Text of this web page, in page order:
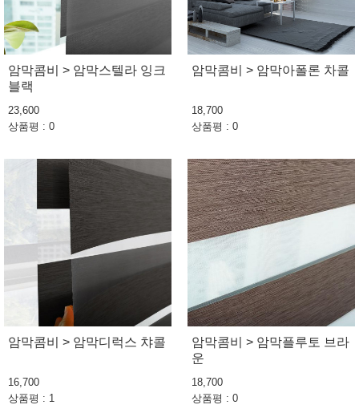
암막콤비 > 암막스텔라 잉크
블랙
23,600
상품평 : 0
암막콤비 > 암막아폴론 차콜
18,700
상품평 : 0
암막콤비 > 암막디럭스 챠콜
16,700
상품평 : 1
암막콤비 > 암막플루토 브라
운
18,700
상품평 : 0